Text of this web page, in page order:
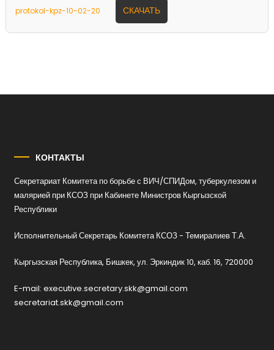
protokol-kpz-10-02-20 СКАЧАТЬ
КОНТАКТЫ
Секретариат Комитета по борьбе с ВИЧ/СПИДом, туберкулезом и
малярией при КСОЗ при Кабинете Министров Кыргызской
Республики
Исполнительный Секретарь Комитета КСОЗ - Темиралиев Т.А.
Кыргызская Республика, Бишкек, ул. Эркиндик 10, каб. 16, 720000
E-mail: executive.secretary.skk@gmail.com
secretariat.skk@gmail.com